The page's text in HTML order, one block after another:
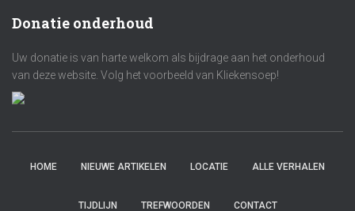
Donatie onderhoud
Uw donatie is van harte welkom als bijdrage aan het onderhoud
van deze website. Volg het voorbeeld van Kliekensoep!
HOME NIEUWE ARTIKELEN LOCATIE ALLE VERHALEN
TIJDLIJN TREFWOORDEN CONTACT